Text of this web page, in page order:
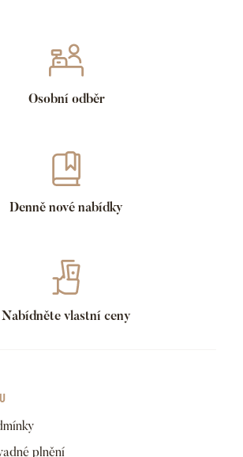
Osobní odběr
Denně nové nabídky
Nabídněte vlastní ceny
plnění